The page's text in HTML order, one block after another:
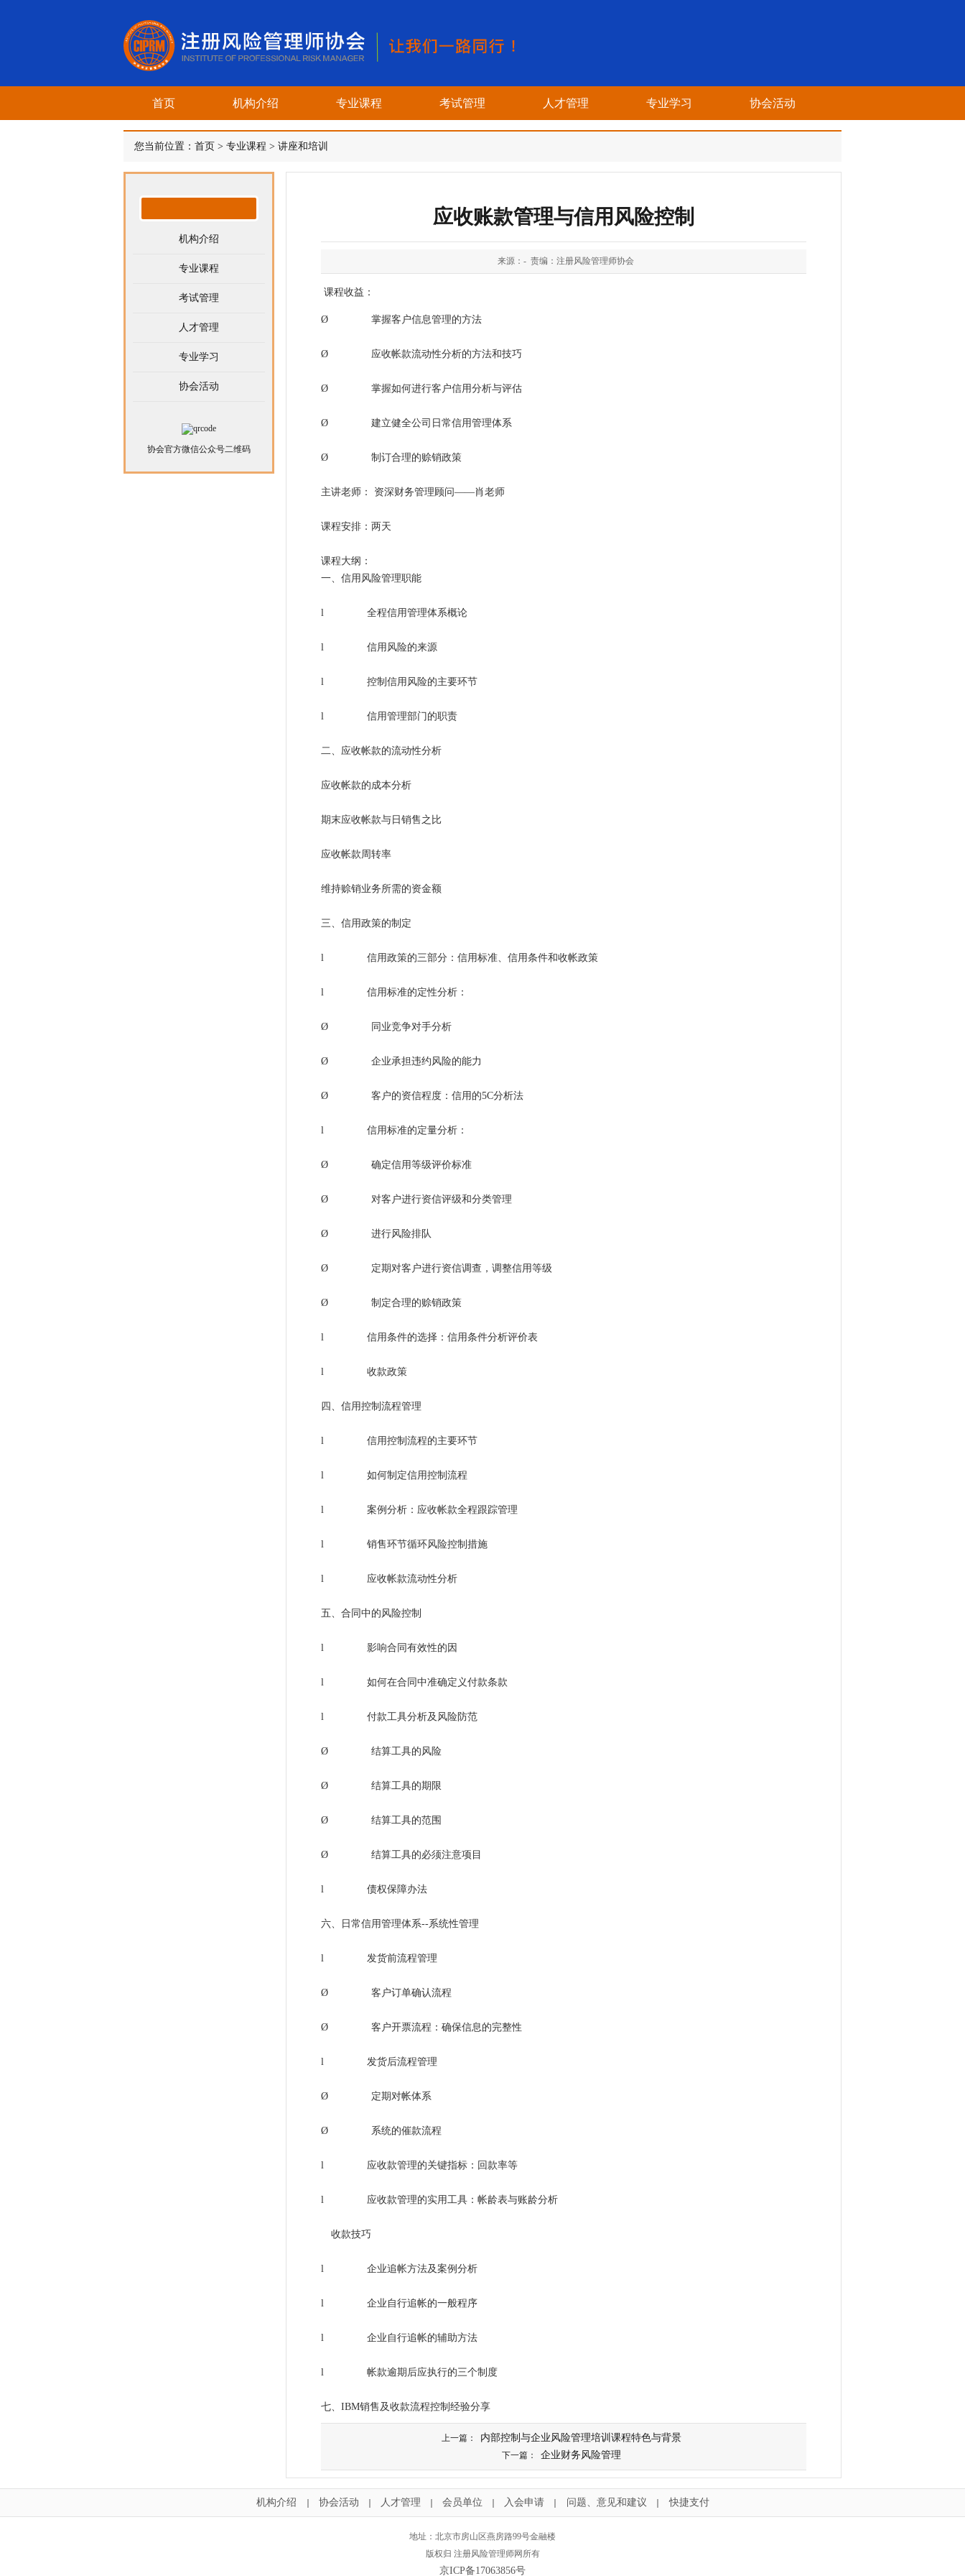
首页 机构介绍 专业课程 考试管理 人才管理 专业学习 协会活动
您当前位置： 首页 > 专业课程 > 讲座和培训
应收账款管理与信用风险控制
来源：- 责编：注册风险管理师协会
课程收益：
Ø 掌握客户信息管理的方法
Ø 应收帐款流动性分析的方法和技巧
Ø 掌握如何进行客户信用分析与评估
Ø 建立健全公司日常信用管理体系
Ø 制订合理的赊销政策
主讲老师： 资深财务管理顾问——肖老师
课程安排：两天
课程大纲：
一、信用风险管理职能
l 全程信用管理体系概论
l 信用风险的来源
l 控制信用风险的主要环节
l 信用管理部门的职责
二、应收帐款的流动性分析
应收帐款的成本分析
期末应收帐款与日销售之比
应收帐款周转率
维持赊销业务所需的资金额
三、信用政策的制定
l 信用政策的三部分：信用标准、信用条件和收帐政策
l 信用标准的定性分析：
Ø 同业竞争对手分析
Ø 企业承担违约风险的能力
Ø 客户的资信程度：信用的5C分析法
l 信用标准的定量分析：
Ø 确定信用等级评价标准
Ø 对客户进行资信评级和分类管理
Ø 进行风险排队
Ø 定期对客户进行资信调查，调整信用等级
Ø 制定合理的赊销政策
l 信用条件的选择：信用条件分析评价表
l 收款政策
四、信用控制流程管理
l 信用控制流程的主要环节
l 如何制定信用控制流程
l 案例分析：应收帐款全程跟踪管理
l 销售环节循环风险控制措施
l 应收帐款流动性分析
五、合同中的风险控制
l 影响合同有效性的因
l 如何在合同中准确定义付款条款
l 付款工具分析及风险防范
Ø 结算工具的风险
Ø 结算工具的期限
Ø 结算工具的范围
Ø 结算工具的必须注意项目
l 债权保障办法
六、日常信用管理体系--系统性管理
l 发货前流程管理
Ø 客户订单确认流程
Ø 客户开票流程：确保信息的完整性
l 发货后流程管理
Ø 定期对帐体系
Ø 系统的催款流程
l 应收款管理的关键指标：回款率等
l 应收款管理的实用工具：帐龄表与账龄分析
收款技巧
l 企业追帐方法及案例分析
l 企业自行追帐的一般程序
l 企业自行追帐的辅助方法
l 帐款逾期后应执行的三个制度
七、IBM销售及收款流程控制经验分享
上一篇： 内部控制与企业风险管理培训课程特色与背景
下一篇： 企业财务风险管理
机构介绍
专业课程
考试管理
人才管理
专业学习
协会活动
协会官方微信公众号二维码
机构介绍 协会活动 人才管理 会员单位 入会申请 问题、意见和建议 快捷支付
地址：北京市房山区燕房路99号金融楼
版权归 注册风险管理师网所有
京ICP备17063856号